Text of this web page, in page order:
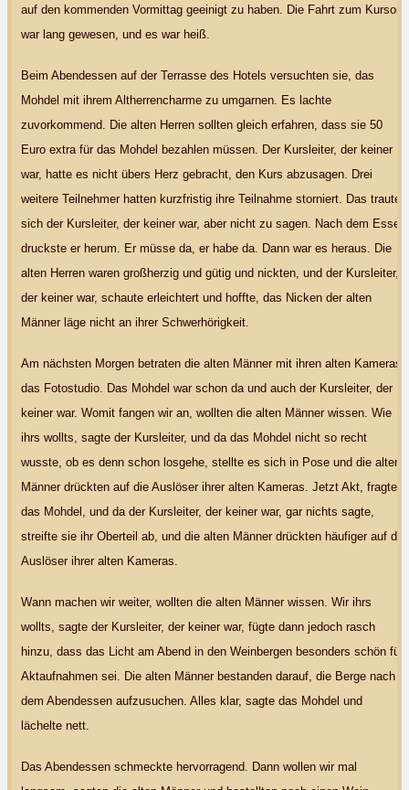
auf den kommenden Vormittag geeinigt zu haben. Die Fahrt zum Kursort
war lang gewesen, und es war heiß.
Beim Abendessen auf der Terrasse des Hotels versuchten sie, das
Mohdel mit ihrem Altherrencharme zu umgarnen. Es lachte
zuvorkommend. Die alten Herren sollten gleich erfahren, dass sie 50
Euro extra für das Mohdel bezahlen müssen. Der Kursleiter, der keiner
war, hatte es nicht übers Herz gebracht, den Kurs abzusagen. Drei
weitere Teilnehmer hatten kurzfristig ihre Teilnahme storniert. Das traute
sich der Kursleiter, der keiner war, aber nicht zu sagen. Nach dem Essen
druckste er herum. Er müsse da, er habe da. Dann war es heraus. Die
alten Herren waren großherzig und gütig und nickten, und der Kursleiter,
der keiner war, schaute erleichtert und hoffte, das Nicken der alten
Männer läge nicht an ihrer Schwerhörigkeit.
Am nächsten Morgen betraten die alten Männer mit ihren alten Kameras
das Fotostudio. Das Mohdel war schon da und auch der Kursleiter, der
keiner war. Womit fangen wir an, wollten die alten Männer wissen. Wie
ihrs wollts, sagte der Kursleiter, und da das Mohdel nicht so recht
wusste, ob es denn schon losgehe, stellte es sich in Pose und die alten
Männer drückten auf die Auslöser ihrer alten Kameras. Jetzt Akt, fragte
das Mohdel, und da der Kursleiter, der keiner war, gar nichts sagte,
streifte sie ihr Oberteil ab, und die alten Männer drückten häufiger auf die
Auslöser ihrer alten Kameras.
Wann machen wir weiter, wollten die alten Männer wissen. Wir ihrs
wollts, sagte der Kursleiter, der keiner war, fügte dann jedoch rasch
hinzu, dass das Licht am Abend in den Weinbergen besonders schön für
Aktaufnahmen sei. Die alten Männer bestanden darauf, die Berge nach
dem Abendessen aufzusuchen. Alles klar, sagte das Mohdel und
lächelte nett.
Das Abendessen schmeckte hervorragend. Dann wollen wir mal